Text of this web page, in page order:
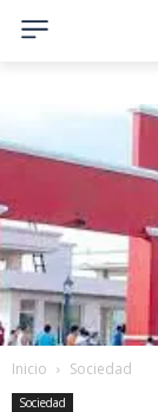
Inicio Sociedad
Sociedad